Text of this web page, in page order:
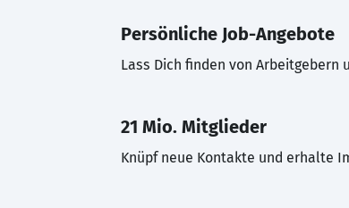
Persönliche Job-Angebote
Lass Dich finden von Arbeitgebern
21 Mio. Mitglieder
Knüpf neue Kontakte und erhalte